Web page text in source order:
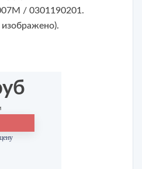
/ 0301190201.